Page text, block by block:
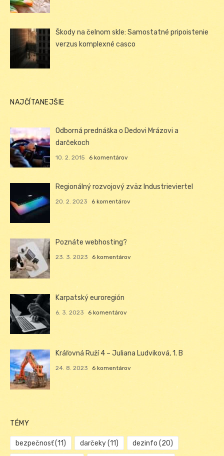
Škody na čelnom skle: Samostatné pripoistenie
verzus komplexné casco
NAJČÍTANEJŠIE
Odborná prednáška o Dedovi Mrázovi a
darčekoch
10. 2. 2015 6 komentárov
Regionálný rozvojový zväz Industrieviertel
20. 2. 2023 6 komentárov
Poznáte webhosting?
23. 3. 2023 6 komentárov
Karpatský euroregión
6. 3. 2023 6 komentárov
Kráľovná Ruží 4 – Juliana Ludviková, 1. B
24. 8. 2023 6 komentárov
TÉMY
bezpečnosť(11) darčeky(11) dezinfo (20)